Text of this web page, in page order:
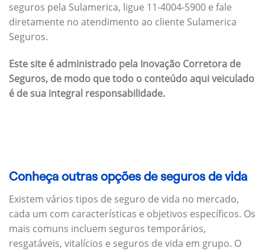
seguros pela Sulamerica, ligue 11-4004-5900 e fale
diretamente no atendimento ao cliente Sulamerica
Seguros.
Este site é administrado pela Inovação Corretora de
Seguros, de modo que todo o conteúdo aqui veiculado
é de sua integral responsabilidade.
Conheça outras opções de seguros de vida
Existem vários tipos de seguro de vida no mercado,
cada um com características e objetivos específicos. Os
mais comuns incluem seguros temporários,
resgatáveis, vitalícios e seguros de vida em grupo. O